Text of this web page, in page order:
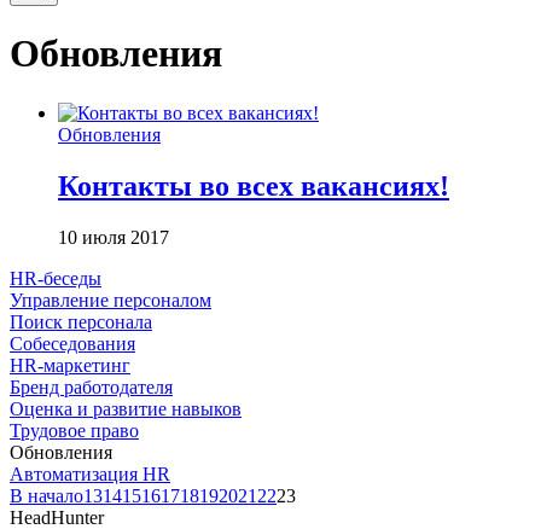
Обновления
Обновления
Контакты во всех вакансиях!
10 июля 2017
HR-беседы
Управление персоналом
Поиск персонала
Собеседования
HR-маркетинг
Бренд работодателя
Оценка и развитие навыков
Трудовое право
Обновления
Автоматизация HR
В начало131415161718192021 2223
HeadHunter